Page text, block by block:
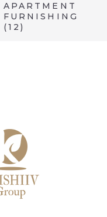
APARTMENT
FURNISHING
(12)